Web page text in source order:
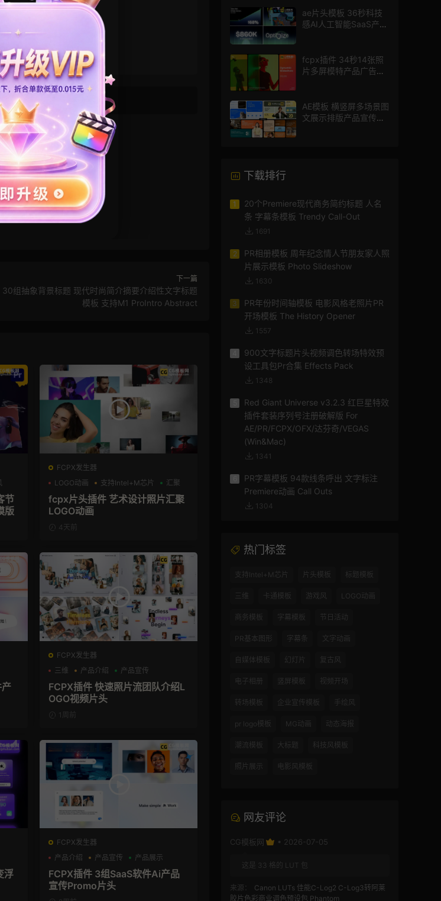
点此了解 ！
能量
下一篇
30组抽象背景标题 现代时尚简介摘要介绍性文字标题
模板 支持M1 ProIntro Abstract
节
版
FCPX发生器
LOGO动画
支持Intel+M芯片 汇聚
fcpx片头插件 艺术设计照片汇聚
LOGO动画
4天前
FCPX发生器
三维
产品介绍 产品宣传
FCPX插件 快速照片流团队介绍L
OGO视频片头
1周前
浮
FCPX发生器
产品介绍
产品宣传 产品展示
FCPX插件 3组SaaS软件Ai产品
宣传Promo片头
ae片头模板 36秒科技
感AI人工智能SaaS产品
fcpx插件 34秒14张照
片多屏模特产品广告宣
AE模板 横竖屏多场景图
文展示排版产品宣传视
下载排行
1
20个Premiere现代商务简约标题 人名
条 字幕条模板 Trendy Call-Out
1691
2
PR相册模板 周年纪念情人节朋友家人照
片展示模板 Photo Slideshow
1630
3
PR年份时间轴模板 电影风格老照片PR
开场模板 The History Opener
1557
900文字标题片头视频调色转场特效预
设工具包Pr合集 Effects Pack
1348
Red Giant Universe v3.2.3 红巨星特效
插件套装序列号注册破解版 For
AE/PR/FCPX/OFX/达芬奇/VEGAS
(Win&Mac)
1341
PR字幕模板 94款线条呼出 文字标注
Premiere动画 Call Outs
1304
热门标签
支持Intel+M芯片 片头模板 标题模板
三维 卡通模板 游戏风 LOGO动画
商务模板 字幕模板 节日活动
PR基本图形 字幕条 文字动画
自媒体模板 幻灯片 复古风
电子相册 竖屏模板 视频开场
转场模板 企业宣传模板 手绘风
pr logo模板 MG动画 动态海报
潮流模板 大标题 科技风模板
照片展示 电影风模板
网友评论
CG模板网 • 2026-07-05
这是 33 格的 LUT 包
来源：
Canon LUTs 佳能C-Log2 C-Log3转阿莱
胶片色彩商业调色预设包 Phantom